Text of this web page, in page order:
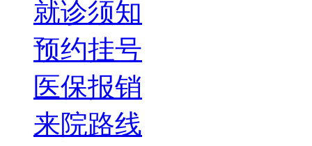
就诊须知
预约挂号
医保报销
来院路线